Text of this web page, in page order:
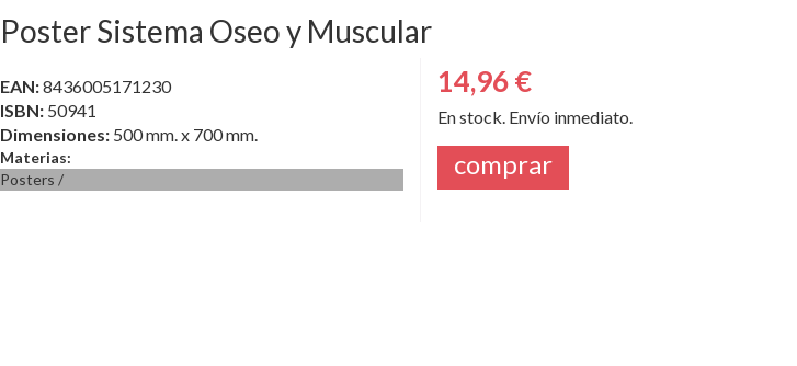
Poster Sistema Oseo y Muscular
EAN:8436005171230
ISBN: 50941
Dimensiones:500 mm. x 700 mm.
Materias:
Posters /
14,96 €
En stock. Envío inmediato.
comprar